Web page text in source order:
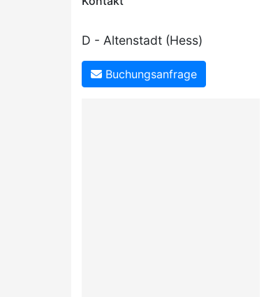
D - Altenstadt (Hess)
Buchungsanfrage